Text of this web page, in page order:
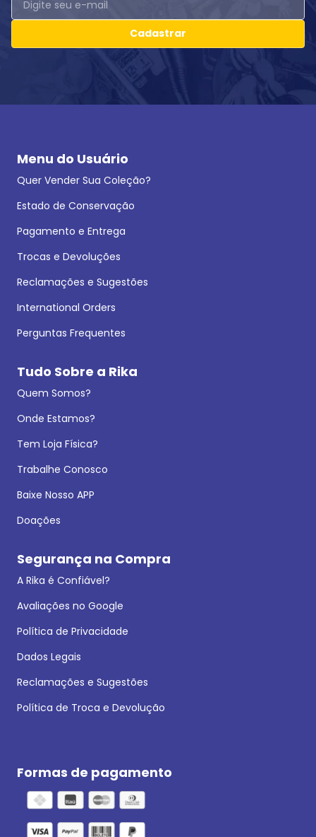
Cadastrar
Menu do Usuário
Quer Vender Sua Coleção?
Estado de Conservação
Pagamento e Entrega
Trocas e Devoluções
Reclamações e Sugestões
International Orders
Perguntas Frequentes
Tudo Sobre a Rika
Quem Somos?
Onde Estamos?
Tem Loja Física?
Trabalhe Conosco
Baixe Nosso APP
Doações
Segurança na Compra
A Rika é Confiável?
Avaliações no Google
Política de Privacidade
Dados Legais
Reclamações e Sugestões
Política de Troca e Devolução
Formas de pagamento